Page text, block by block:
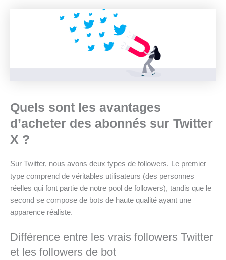
Quels sont les avantages
d’acheter des abonnés sur Twitter
X ?
Sur Twitter, nous avons deux types de followers. Le premier
type comprend de véritables utilisateurs (des personnes
réelles qui font partie de notre pool de followers), tandis que le
second se compose de bots de haute qualité ayant une
apparence réaliste.
Différence entre les vrais followers Twitter
et les followers de bot